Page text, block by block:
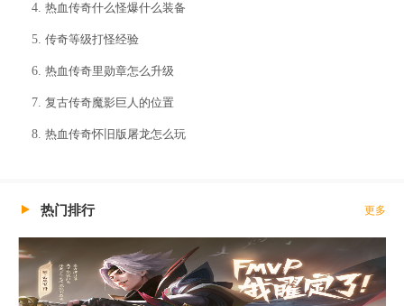
热血传奇什么怪爆什么装备
传奇等级打怪经验
热血传奇里勋章怎么升级
复古传奇魔影巨人的位置
热血传奇怀旧版屠龙怎么玩
热门排行 更多